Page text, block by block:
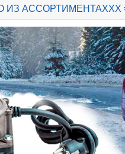
ИЗ АССОРТИМЕНТАХХХ